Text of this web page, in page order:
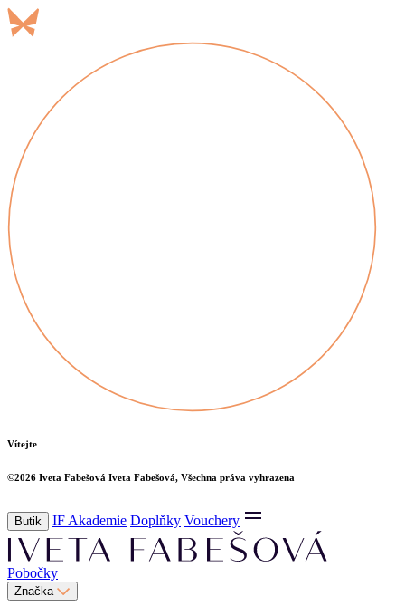
Vítejte
©2026 Iveta Fabešová Iveta Fabešová, Všechna práva vyhrazena
Butik IF Akademie Doplňky Vouchery
Pobočky
Značka